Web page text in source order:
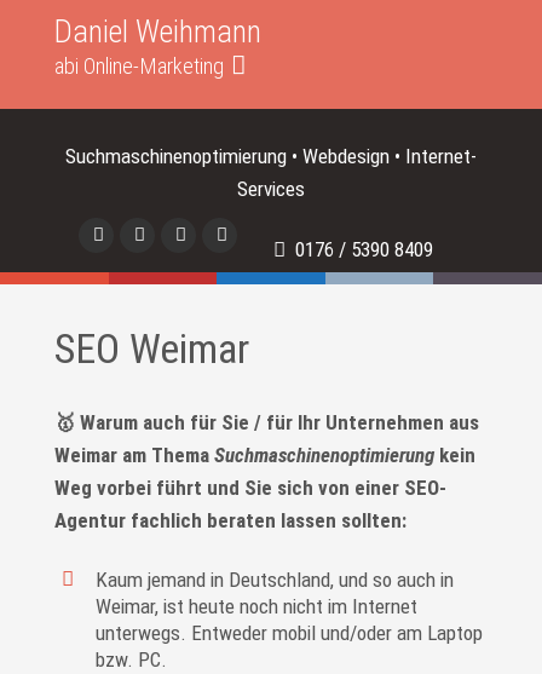
Daniel Weihmann
abi Online-Marketing
Suchmaschinenoptimierung • Webdesign • Internet-
Services
0176 / 5390 8409
SEO Weimar
🥇 Warum auch für Sie / für Ihr Unternehmen aus
Weimar am Thema Suchmaschinenoptimierungkein
Weg vorbei führt und Sie sich von einer SEO-
Agentur fachlich beraten lassen sollten:
Kaum jemand in Deutschland, und so auch in
Weimar, ist heute noch nicht im Internet
unterwegs. Entweder mobil und/oder am Laptop
bzw. PC.